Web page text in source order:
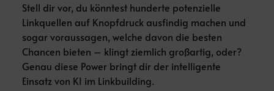
Stell dir vor, du könntest hunderte potenzielle
Linkquellen auf Knopfdruck ausfindig machen und
sogar voraussagen, welche davon die besten
Chancen bieten – klingt ziemlich großartig, oder?
Genau diese Power bringt dir der intelligente
Einsatz von KI im Linkbuilding.